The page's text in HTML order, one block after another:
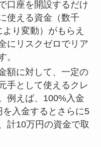
口座を開設するだけ
使える資金（数千
り変動）がもらえ
にリスクゼロでリア
。
額に対して、一定の
手として使えるクレ
例えば、100%入金
入金するとさらに5
計10万円の資金で取